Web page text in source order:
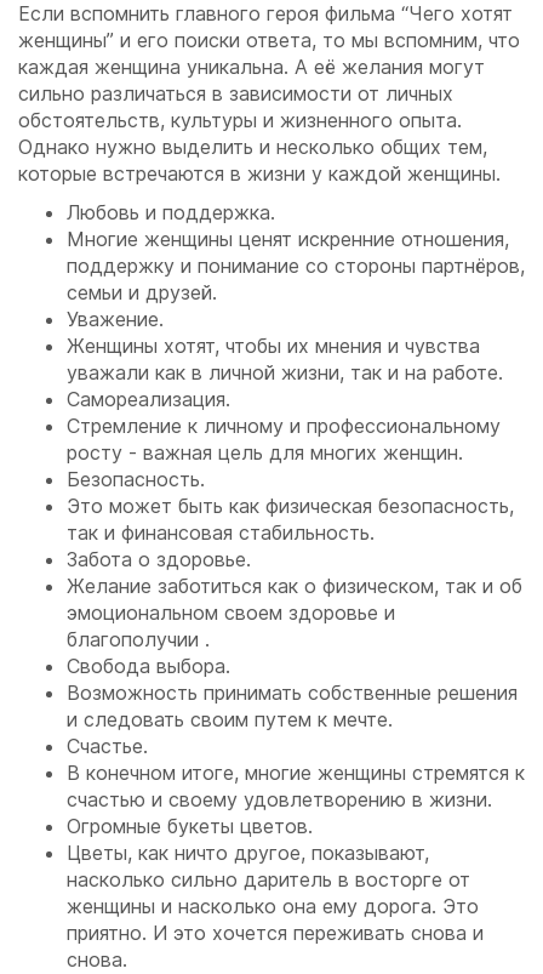
Если вспомнить главного героя фильма “Чего хотят
женщины” и его поиски ответа, то мы вспомним, что
каждая женщина уникальна. А её желания могут
сильно различаться в зависимости от личных
обстоятельств, культуры и жизненного опыта.
Однако нужно выделить и несколько общих тем,
которые встречаются в жизни у каждой женщины.
Любовь и поддержка.
Многие женщины ценят искренние отношения,
поддержку и понимание со стороны партнёров,
семьи и друзей.
Уважение.
Женщины хотят, чтобы их мнения и чувства
уважали как в личной жизни, так и на работе.
Самореализация.
Стремление к личному и профессиональному
росту - важная цель для многих женщин.
Безопасность.
Это может быть как физическая безопасность,
так и финансовая стабильность.
Забота о здоровье.
Желание заботиться как о физическом, так и об
эмоциональном своем здоровье и
благополучии .
Свобода выбора.
Возможность принимать собственные решения
и следовать своим путем к мечте.
Счастье.
В конечном итоге, многие женщины стремятся к
счастью и своему удовлетворению в жизни.
Огромные букеты цветов.
Цветы, как ничто другое, показывают,
насколько сильно даритель в восторге от
женщины и насколько она ему дорога. Это
приятно. И это хочется переживать снова и
снова.